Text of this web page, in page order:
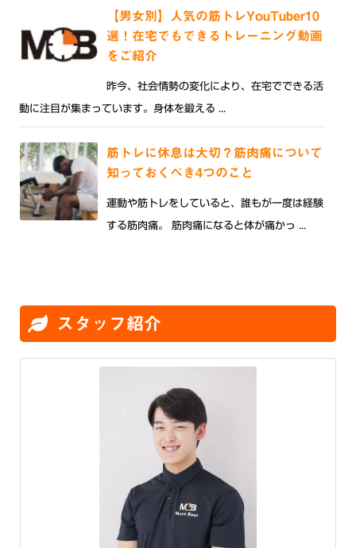
【男女別】人気の筋トレYouTuber10
選！在宅でもできるトレーニング動画
をご紹介
昨今、社会情勢の変化により、在宅でできる活
動に注目が集まっています。身体を鍛える ...
筋トレに休息は大切？筋肉痛について
知っておくべき4つのこと
運動や筋トレをしていると、誰もが一度は経験
する筋肉痛。 筋肉痛になると体が痛かっ ...
スタッフ紹介